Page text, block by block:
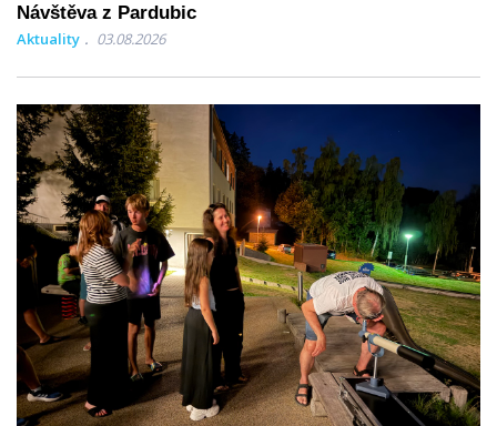
Návštěva z Pardubic
Aktuality 03.08.2026